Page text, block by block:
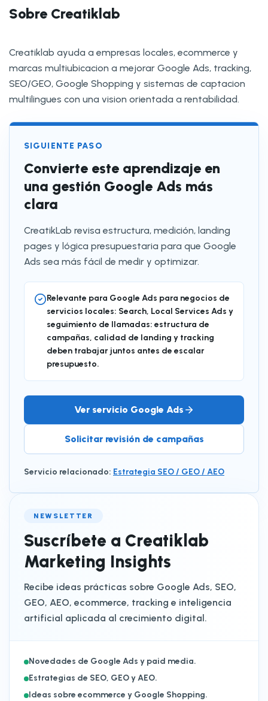
Sobre Creatiklab
Creatiklab ayuda a empresas locales, ecommerce y
marcas multiubicacion a mejorar Google Ads, tracking,
SEO/GEO, Google Shopping y sistemas de captacion
multilingues con una vision orientada a rentabilidad.
SIGUIENTE PASO
Convierte este aprendizaje en
una gestión Google Ads más
clara
CreatikLab revisa estructura, medición, landing
pages y lógica presupuestaria para que Google
Ads sea más fácil de medir y optimizar.
Relevante para Google Ads para negocios de
servicios locales: Search, Local Services Ads y
seguimiento de llamadas: estructura de
campañas, calidad de landing y tracking
deben trabajar juntos antes de escalar
presupuesto.
Ver servicio Google Ads
Solicitar revisión de campañas
Servicio relacionado: Estrategia SEO / GEO / AEO
NEWSLETTER
Suscríbete a Creatiklab
Marketing Insights
Recibe ideas prácticas sobre Google Ads, SEO,
GEO, AEO, ecommerce, tracking e inteligencia
artificial aplicada al crecimiento digital.
Novedades de Google Ads y paid media.
Estrategias de SEO, GEO y AEO.
Ideas sobre ecommerce y Google Shopping.